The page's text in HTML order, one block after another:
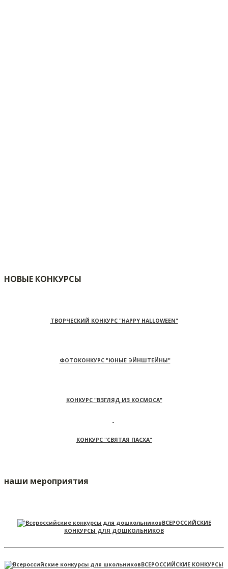
НОВЫЕ КОНКУРСЫ
ТВОРЧЕСКИЙ КОНКУРС "HAPPY HALLOWEEN"
ФОТОКОНКУРС "ЮНЫЕ ЭЙНШТЕЙНЫ"
КОНКУРС "ВЗГЛЯД ИЗ КОСМОСА"
КОНКУРС "СВЯТАЯ ПАСХА"
наши мероприятия
ВСЕРОССИЙСКИЕ
КОНКУРСЫ ДЛЯ ДОШКОЛЬНИКОВ
ВСЕРОССИЙСКИЕ КОНКУРСЫ